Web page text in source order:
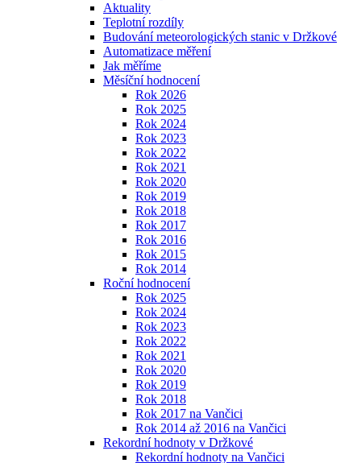
Aktuality
Teplotní rozdíly
Budování meteorologických stanic v Držkové
Automatizace měření
Jak měříme
Měsíční hodnocení
Rok 2026
Rok 2025
Rok 2024
Rok 2023
Rok 2022
Rok 2021
Rok 2020
Rok 2019
Rok 2018
Rok 2017
Rok 2016
Rok 2015
Rok 2014
Roční hodnocení
Rok 2025
Rok 2024
Rok 2023
Rok 2022
Rok 2021
Rok 2020
Rok 2019
Rok 2018
Rok 2017 na Vančici
Rok 2014 až 2016 na Vančici
Rekordní hodnoty v Držkové
Rekordní hodnoty na Vančici